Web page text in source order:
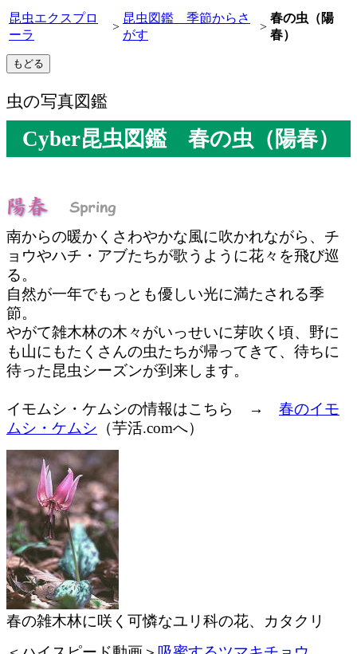
昆虫エクスプロ
ーラ
>
昆虫図鑑 季節からさ
がす
>
春の虫（陽
春）
虫の写真図鑑
Cyber昆虫図鑑 春の虫（陽春）
南からの暖かくさわやかな風に吹かれながら、チ
ョウやハチ・アブたちが歌うように花々を飛び巡
る。
自然が一年でもっとも優しい光に満たされる季
節。
やがて雑木林の木々がいっせいに芽吹く頃、野に
も山にもたくさんの虫たちが帰ってきて、待ちに
待った昆虫シーズンが到来します。
イモムシ・ケムシの情報はこちら → 春のイモ
ムシ・ケムシ （芋活.comへ）
春の雑木林に咲く可憐なユリ科の花、カタクリ